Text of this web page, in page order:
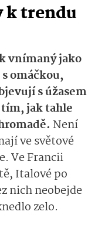
k trendu
vnímaný jako
omáčkou,
s úžasem
tím, jak tahle
Není
ve světové
Ve Francii
Italové po
nich neobejde
zelo.